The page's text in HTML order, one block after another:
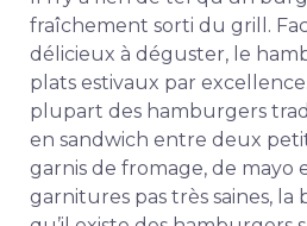
fraîchement sorti du grill.
délicieux à déguster, le
plats estivaux par
plupart des hamburgers
en sandwich entre deux
garnis de fromage, de mayo
garnitures pas très saines,